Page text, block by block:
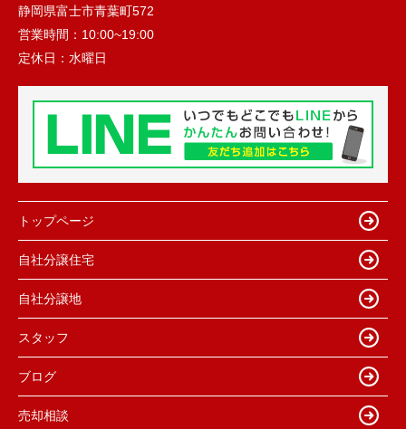
静岡県富士市青葉町572
営業時間： 10:00~19:00
定休日： 水曜日
トップページ
自社分譲住宅
自社分譲地
スタッフ
ブログ
売却相談